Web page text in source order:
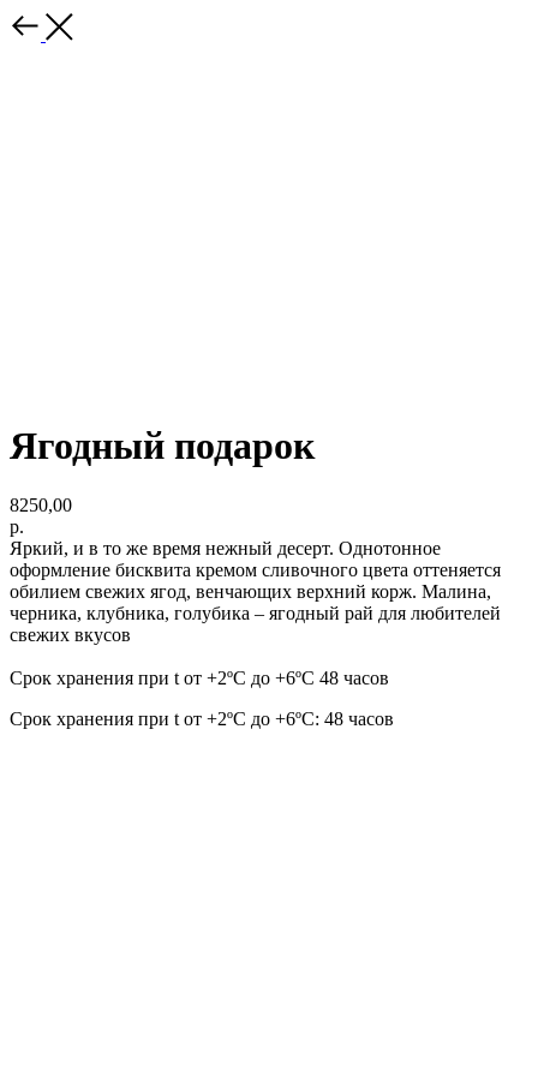
Ягодный подарок
8250,00
р.
Яркий, и в то же время нежный десерт. Однотонное
оформление бисквита кремом сливочного цвета оттеняется
обилием свежих ягод, венчающих верхний корж. Малина,
черника, клубника, голубика – ягодный рай для любителей
свежих вкусов
Срок хранения при t от +2ºС до +6ºС 48 часов
Срок хранения при t от +2ºС до +6ºС: 48 часов